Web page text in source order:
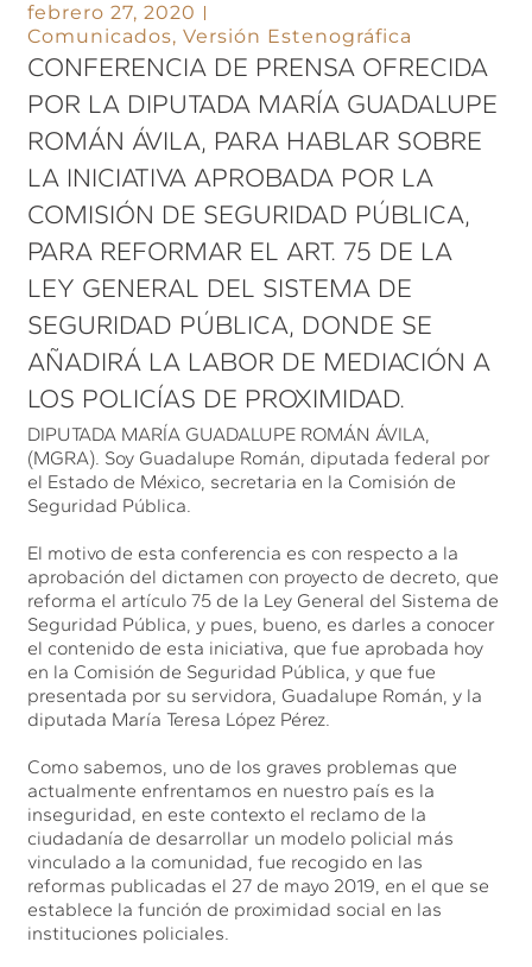
febrero 27, 2020
Comunicados,Versión Estenográfica
CONFERENCIA DE PRENSA OFRECIDA
POR LA DIPUTADA MARÍA GUADALUPE
ROMÁN ÁVILA, PARA HABLAR SOBRE
LA INICIATIVA APROBADA POR LA
COMISIÓN DE SEGURIDAD PÚBLICA,
PARA REFORMAR EL ART. 75 DE LA
LEY GENERAL DEL SISTEMA DE
SEGURIDAD PÚBLICA, DONDE SE
AÑADIRÁ LA LABOR DE MEDIACIÓN A
LOS POLICÍAS DE PROXIMIDAD.
DIPUTADA MARÍA GUADALUPE ROMÁN ÁVILA,
(MGRA). Soy Guadalupe Román, diputada federal por
el Estado de México, secretaria en la Comisión de
Seguridad Pública.
El motivo de esta conferencia es con respecto a la
aprobación del dictamen con proyecto de decreto, que
reforma el artículo 75 de la Ley General del Sistema de
Seguridad Pública, y pues, bueno, es darles a conocer
el contenido de esta iniciativa, que fue aprobada hoy
en la Comisión de Seguridad Pública, y que fue
presentada por su servidora, Guadalupe Román, y la
diputada María Teresa López Pérez.
Como sabemos, uno de los graves problemas que
actualmente enfrentamos en nuestro país es la
inseguridad, en este contexto el reclamo de la
ciudadanía de desarrollar un modelo policial más
vinculado a la comunidad, fue recogido en las
reformas publicadas el 27 de mayo 2019, en el que se
establece la función de proximidad social en las
instituciones policiales.